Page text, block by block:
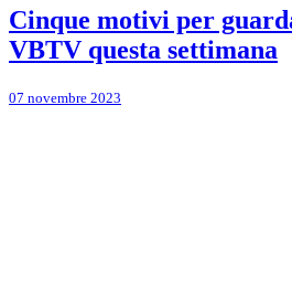
Cinque motivi per
VBTV questa settimana
07 novembre 2023